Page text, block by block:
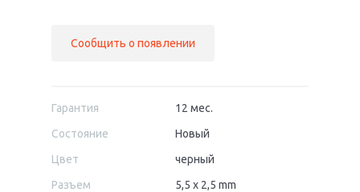
Сообщить о появлении
Гарантия
12 мес.
Состояние
Новый
Цвет
черный
Разъем
5,5 x 2,5 mm